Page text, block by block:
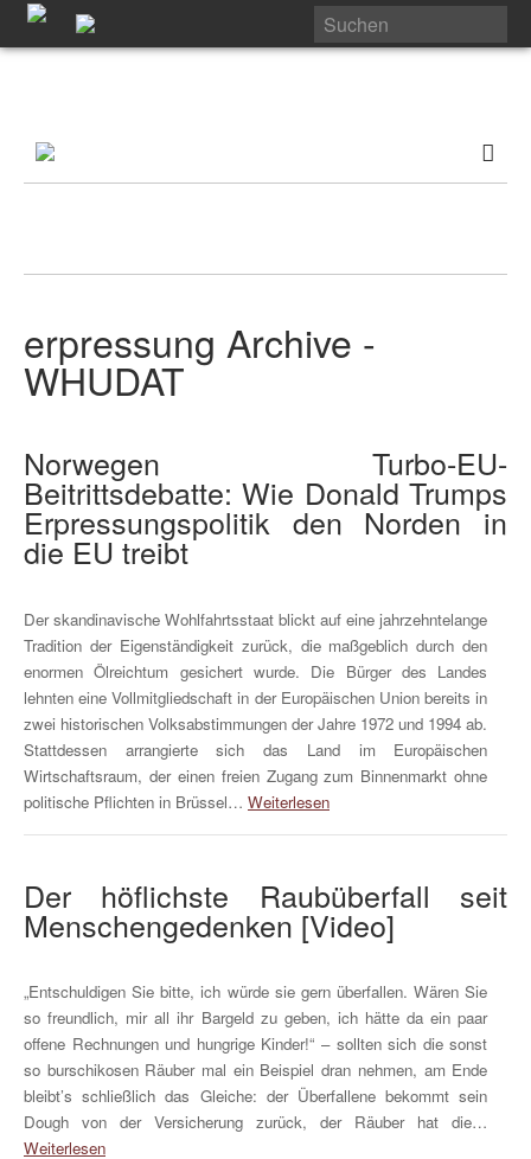
erpressung Archive -
WHUDAT
Norwegen Turbo-EU-
Beitrittsdebatte: Wie Donald Trumps
Erpressungspolitik den Norden in
die EU treibt
Der skandinavische Wohlfahrtsstaat blickt auf eine jahrzehntelange
Tradition der Eigenständigkeit zurück, die maßgeblich durch den
enormen Ölreichtum gesichert wurde. Die Bürger des Landes
lehnten eine Vollmitgliedschaft in der Europäischen Union bereits in
zwei historischen Volksabstimmungen der Jahre 1972 und 1994 ab.
Stattdessen arrangierte sich das Land im Europäischen
Wirtschaftsraum, der einen freien Zugang zum Binnenmarkt ohne
politische Pflichten in Brüssel… Weiterlesen
Der höflichste Raubüberfall seit
Menschengedenken [Video]
„Entschuldigen Sie bitte, ich würde sie gern überfallen. Wären Sie
so freundlich, mir all ihr Bargeld zu geben, ich hätte da ein paar
offene Rechnungen und hungrige Kinder!“ – sollten sich die sonst
so burschikosen Räuber mal ein Beispiel dran nehmen, am Ende
bleibt’s schließlich das Gleiche: der Überfallene bekommt sein
Dough von der Versicherung zurück, der Räuber hat die…
Weiterlesen